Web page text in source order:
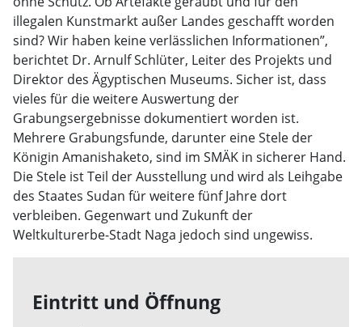
illegalen Kunstmarkt außer Landes geschafft worden
sind? Wir haben keine verlässlichen Informationen”,
berichtet Dr. Arnulf Schlüter, Leiter des Projekts und
Direktor des Ägyptischen Museums. Sicher ist, dass
vieles für die weitere Auswertung der
Grabungsergebnisse dokumentiert worden ist.
Mehrere Grabungsfunde, darunter eine Stele der
Königin Amanishaketo, sind im SMÄK in sicherer Hand.
Die Stele ist Teil der Ausstellung und wird als Leihgabe
des Staates Sudan für weitere fünf Jahre dort
verbleiben. Gegenwart und Zukunft der
Weltkulturerbe-Stadt Naga jedoch sind ungewiss.
Eintritt und Öffnung